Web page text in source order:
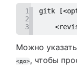
1
gitk
2
3
Можно
<до>, чтобы